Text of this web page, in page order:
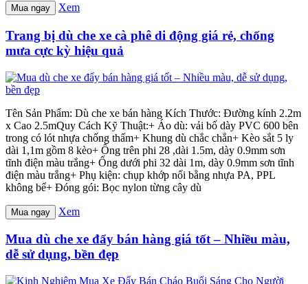
Mua ngay Xem
Trang bị dù che xe cà phê di động giá rẻ, chống
mưa cực kỳ hiệu quả
Tên Sản Phẩm: Dù che xe bán hàng Kích Thước: Đường kính 2.2m
x Cao 2.5mQuy Cách Kỹ Thuật:+ Áo dù: vải bố dày PVC 600 bên
trong có lót nhựa chống thấm+ Khung dù chắc chắn+ Kèo sắt 5 ly
dài 1,1m gồm 8 kèo+ Ống trên phi 28 ,dài 1.5m, dày 0.9mm sơn
tĩnh điện màu trắng+ Ống dưới phi 32 dài 1m, dày 0.9mm sơn tĩnh
điện màu trắng+ Phụ kiện: chụp khớp nối bằng nhựa PA, PPL
không bể+ Đóng gói: Bọc nylon từng cây dù
Mua ngay Xem
Mua dù che xe đẩy bán hàng giá tốt – Nhiều màu,
dễ sử dụng, bền đẹp